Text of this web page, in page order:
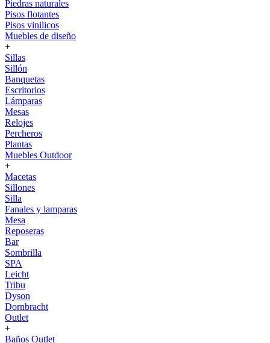
Piedras naturales
Pisos flotantes
Pisos vinilicos
Muebles de diseño
+
Sillas
Sillón
Banquetas
Escritorios
Lámparas
Mesas
Relojes
Percheros
Plantas
Muebles Outdoor
+
Macetas
Sillones
Silla
Fanales y lamparas
Mesa
Reposeras
Bar
Sombrilla
SPA
Leicht
Tribu
Dyson
Dornbracht
Outlet
+
Baños Outlet